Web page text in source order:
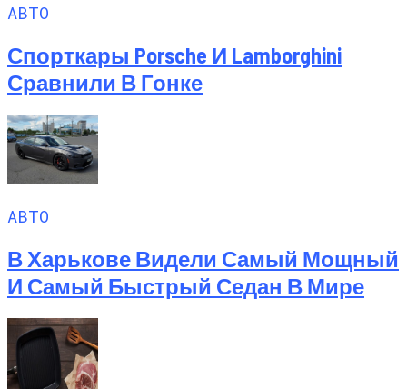
АВТО
Спорткары Porsche И Lamborghini
Сравнили В Гонке
АВТО
В Харькове Видели Самый Мощный
И Самый Быстрый Седан В Мире